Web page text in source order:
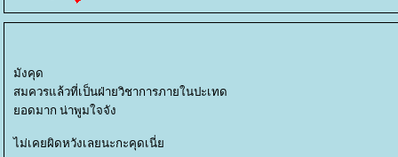
มังคุด
สมควรแล้วที่เป็นฝ่ายวิชาการภายในปะเทด
อดมาก น่าพูมใจจัง
ไม่เคยผิดหวังเลยนะกะคุดเนี่